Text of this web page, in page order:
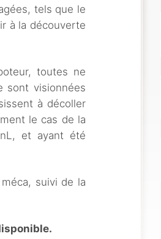
tels que le
à la découverte
toutes ne
sont visionnées
à décoller
le cas de la
et ayant été
suivi de la